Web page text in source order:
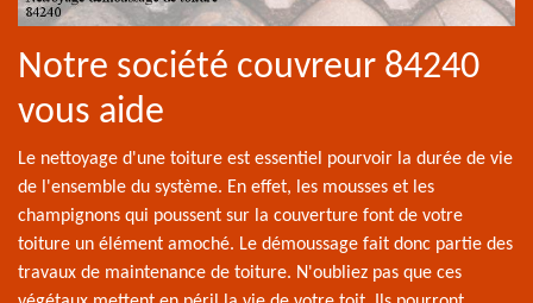
Notre société couvreur 84240
vous aide
Le nettoyage d'une toiture est essentiel pourvoir la durée de vie
de l'ensemble du système. En effet, les mousses et les
champignons qui poussent sur la couverture font de votre
toiture un élément amoché. Le démoussage fait donc partie des
travaux de maintenance de toiture. N'oubliez pas que ces